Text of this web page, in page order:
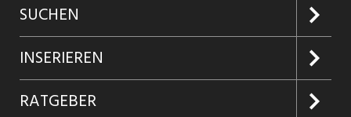
SUCHEN
Jobs suchen
Jobabo
INSERIEREN
Kundenlogin
RATGEBER